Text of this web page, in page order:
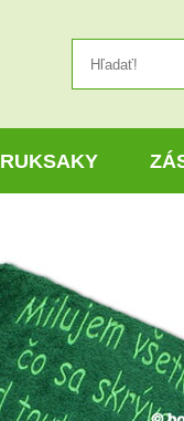
RUKSAKY